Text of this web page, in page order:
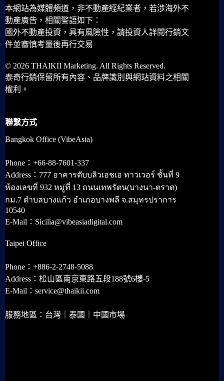
本網站為媒體頻道，非不動產經紀業者，若涉海外不
動產廣告，相關警語如下：
國外不動產投資，具有風險性，請投資人詳閱行銷文
件並審慎考量後再行交易
© 2026 THAIKII Marketing. All Rights Reserved.
泰奇行銷保留所有內容、品牌識別與網站資料之相關
權利。
聯繫方式
Bangkok Office (VibeAsia)
Phone：+66-88-7601-337
Address：777 อาคารดับบลิวเอชเอ ทาวเวอร์ ชั้นที่ 9
ห้องเลขที่ 932 หมู่ที่ 13 ถนนเทพรัตน(บางนา-ตราด)
กม.7 ตำบลบางแก้ว อำเภอบางพลี จ.สมุทรปราการ
10540
E-Mail：Sicilia@vibeasiadigital.com
Taipei Office
Phone：+886-2-2748-5088
Address：松山區南京東路五段188號6樓-5
E-Mail：service@thaikii.com
服務地區：台灣｜泰國｜中國市場